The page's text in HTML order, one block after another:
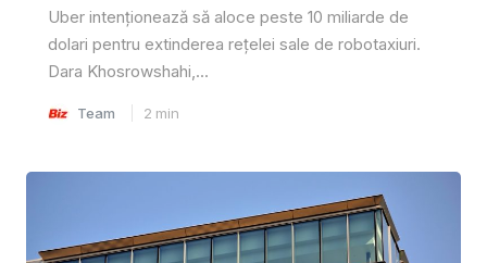
Uber intenționează să aloce peste 10 miliarde de
dolari pentru extinderea rețelei sale de robotaxiuri.
Dara Khosrowshahi,...
Team 2 min